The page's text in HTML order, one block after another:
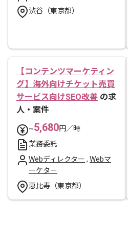
渋谷（東京都）
【コンテンツマーケティン
グ】海外向けチケット売買
サービス向けSEO改善 の求
人・案件
~5,680円／時
業務委託
Webディレクター , Webマ
ーケター
恵比寿（東京都）